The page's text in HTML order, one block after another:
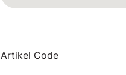
Artikel Code